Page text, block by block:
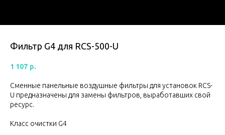
Фильтр G4 для RCS-500-U
1 107 р.
Сменные панельные воздушные фильтры для установок RCS-
U предназначены для замены фильтров, выработавших свой
ресурс.
Класс очистки G4